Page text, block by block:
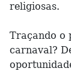
religiosas.
Traçando o
carnaval?